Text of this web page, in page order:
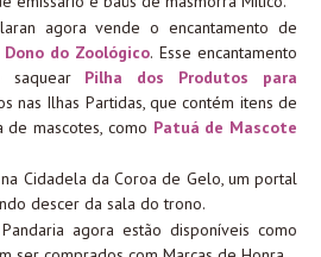
agora vende o encantamento de
do Zoológico. Esse encantamento
saquear Pilha dos Produtos para
nas Ilhas Partidas, que contém itens de
mascotes, como Patuá de Mascote
Cidadela da Coroa de Gelo, um portal
descer da sala do trono.
agora estão disponíveis como